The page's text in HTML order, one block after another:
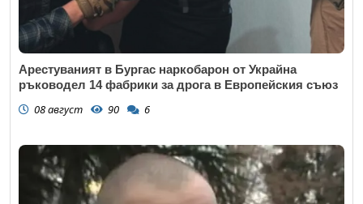
Арестуваният в Бургас наркобарон от Украйна
ръководел 14 фабрики за дрога в Европейския съюз
08 август 90 6